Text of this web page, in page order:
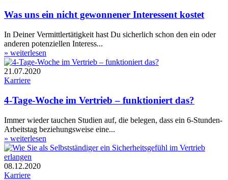
Was uns ein nicht gewonnener Interessent kostet
In Deiner Vermittlertätigkeit hast Du sicherlich schon den ein oder
anderen potenziellen Interess...
» weiterlesen
21.07.2020
Karriere
4-Tage-Woche im Vertrieb – funktioniert das?
Immer wieder tauchen Studien auf, die belegen, dass ein 6-Stunden-
Arbeitstag beziehungsweise eine...
» weiterlesen
08.12.2020
Karriere